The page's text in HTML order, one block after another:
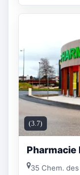
(3.7)
Pharmacie
35 Chem.